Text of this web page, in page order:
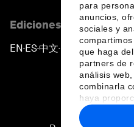
para
anuncios,
sociales y
que haga
partners de
análisis
combinarla
haya
recopilado a
hecho de
Ediciones en otros
EN ▪ES▪中文▪ 日本語